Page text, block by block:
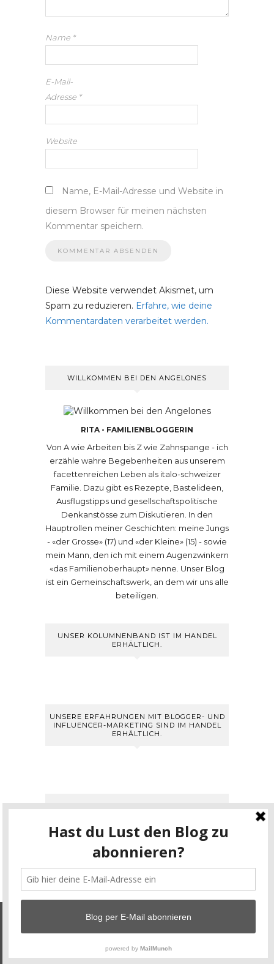
Name *
E-Mail-
Adresse *
Website
Name, E-Mail-Adresse und Website in
diesem Browser für meinen nächsten
Kommentar speichern.
Diese Website verwendet Akismet, um
Spam zu reduzieren. Erfahre, wie deine
Kommentardaten verarbeitet werden.
WILLKOMMEN BEI DEN ANGELONES
RITA - FAMILIENBLOGGERIN
Von A wie Arbeiten bis Z wie Zahnspange - ich
erzähle wahre Begebenheiten aus unserem
facettenreichen Leben als italo-schweizer
Familie. Dazu gibt es Rezepte, Bastelideen,
Ausflugstipps und gesellschaftspolitische
Denkanstösse zum Diskutieren. In den
Hauptrollen meiner Geschichten: meine Jungs
- «der Grosse» (17) und «der Kleine» (15) - sowie
mein Mann, den ich mit einem Augenzwinkern
«das Familienoberhaupt» nenne. Unser Blog
ist ein Gemeinschaftswerk, an dem wir uns alle
beteiligen.
UNSER KOLUMNENBAND IST IM HANDEL
ERHÄLTLICH.
UNSERE ERFAHRUNGEN MIT BLOGGER- UND
INFLUENCER-MARKETING SIND IM HANDEL
ERHÄLTLICH.
Abonniere unsere Beiträge und
Unsere Blog benutzt Cookies. Wenn du unsere Plattform
Okay, ich bin einverstanden! Datenschutzerklärung